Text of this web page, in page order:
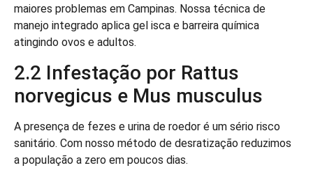
maiores problemas em Campinas. Nossa técnica de
manejo integrado aplica gel isca e barreira química
atingindo ovos e adultos.
2.2 Infestação por Rattus
norvegicus e Mus musculus
A presença de fezes e urina de roedor é um sério risco
sanitário. Com nosso método de desratização reduzimos
a população a zero em poucos dias.